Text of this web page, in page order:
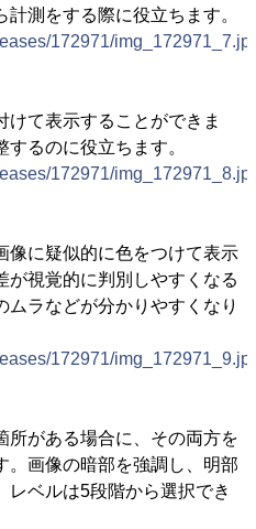
測をする際に役立ちます。
172971/
けて表示することができま
るのに役立ちます。
172971/
像に疑似的に色をつけて表示
が視覚的に判別しやすくなる
ラなどが分かりやすくなり
172971/
所がある場合に、その両方を
。画像の暗部を強調し、明部
レベルは5段階から選択でき